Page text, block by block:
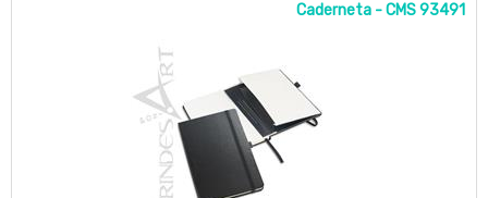
Caderneta - CMS 93491